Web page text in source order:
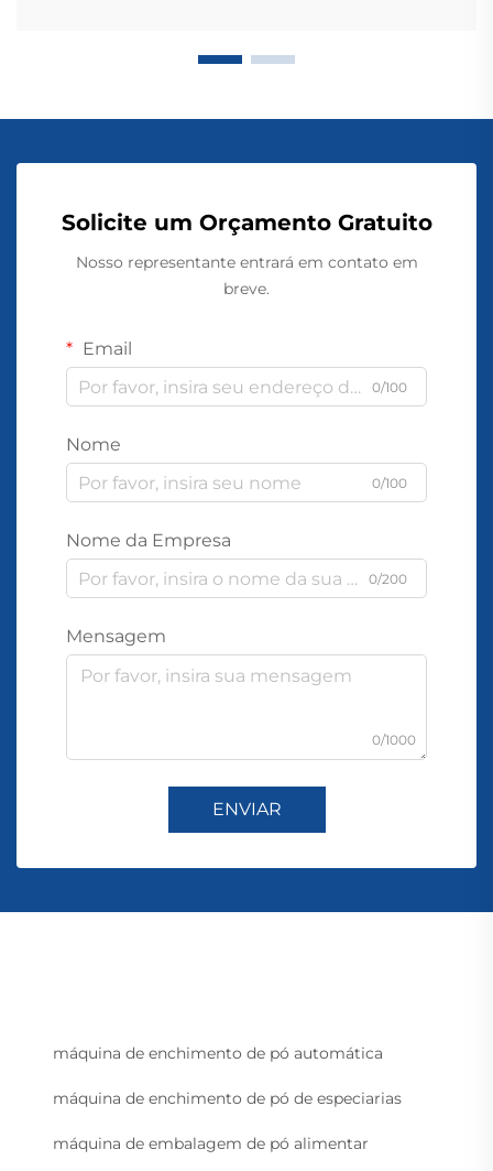
Solicite um Orçamento Gratuito
Nosso representante entrará em contato em
breve.
Email
0/100
Nome
0/100
Nome da Empresa
0/200
Mensagem
0/1000
ENVIAR
máquina de enchimento de pó automática
máquina de enchimento de pó de especiarias
máquina de embalagem de pó alimentar